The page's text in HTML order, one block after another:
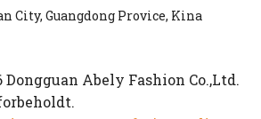
City, Guangdong Provice, Kina
Abely Fashion Co.,Ltd.